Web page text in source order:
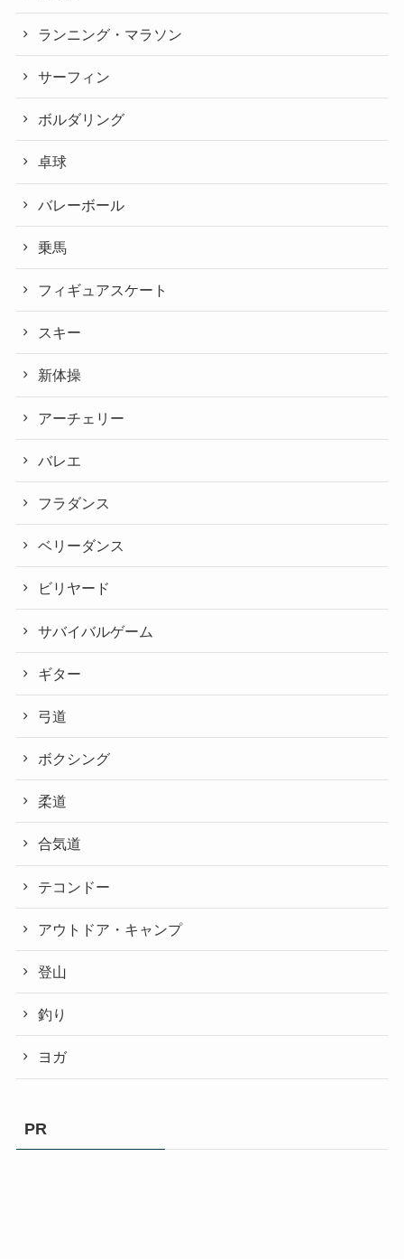
ランニング・マラソン
サーフィン
ボルダリング
卓球
バレーボール
乗馬
フィギュアスケート
スキー
新体操
アーチェリー
バレエ
フラダンス
ベリーダンス
ビリヤード
サバイバルゲーム
ギター
弓道
ボクシング
柔道
合気道
テコンドー
アウトドア・キャンプ
登山
釣り
ヨガ
PR